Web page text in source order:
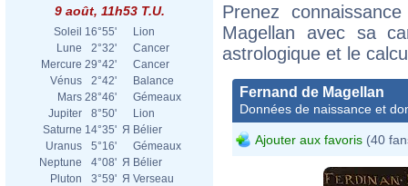
9 août, 11h53 T.U.
Soleil 16°55'
Lion
Lune
2°32'
Cancer
Mercure 29°42'
Cancer
Vénus
2°42'
Balance
Mars 28°46'
Gémeaux
Jupiter
8°50'
Lion
Saturne 14°35' Я Bélier
Uranus
5°16'
Gémeaux
Neptune
4°08' Я Bélier
Pluton
3°59' Я Verseau
Prenez
Magellan avec sa
astrologique et le
Fernand de Magellan
Données de naissance et
Ajouter aux favoris (40